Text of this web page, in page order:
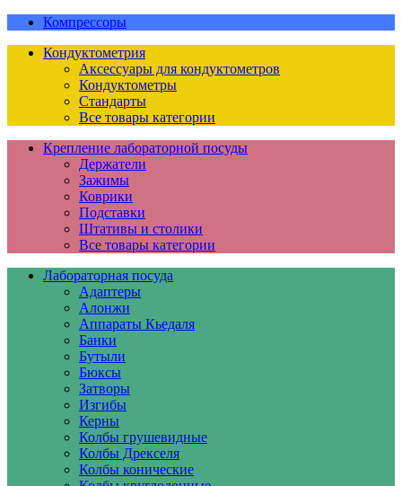
Компрессоры
Кондуктометрия
Аксессуары для кондуктометров
Кондуктометры
Стандарты
Все товары категории
Крепление лабораторной посуды
Держатели
Зажимы
Коврики
Подставки
Штативы и столики
Все товары категории
Лабораторная посуда
Адаптеры
Алонжи
Аппараты Кьедаля
Банки
Бутыли
Бюксы
Затворы
Изгибы
Керны
Колбы грушевидные
Колбы Дрекселя
Колбы конические